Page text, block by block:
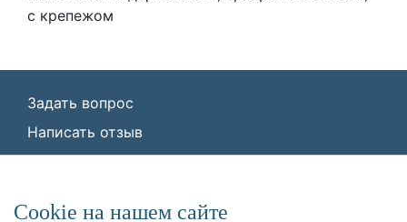
с крепежом
Задать вопрос
Написать отзыв
Сookie на нашем сайте